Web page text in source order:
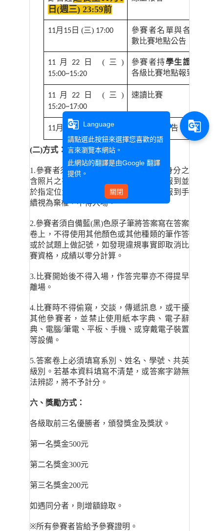
日(週三) 23:59前
11月 15日 (三) 17:00
參賽者名單與各級
數比賽地點公告
11 月 22 日 ( 三)
15:00~15:20
參賽者持學生證
各級比賽地點報到
11 月 22 日 ( 三)
15:20~17:00
速讀比賽
11月 29日 (三) 17:00 得獎名單公告
(二)方式：
1.參賽者須攜帶學生證或其他足以證明身分之
含照片之有效證件到指定比賽教室辦理報到並
於指定位置就座。未於報到時間內完成報到手
續視為棄權，不得入場。
2.參賽者須自備藍(黑)色原子筆將答案寫在答案
卷上，不得使用其他顏色或其他種類的筆作答
或於試題上做記號，如發現違規事實即取消比
賽資格，成績以零分計算。
3. 比賽開始後不得入場，作答完畢亦不得提早
離場。
4. 比賽時不得偷窺，交談，傳遞訊息，或干擾
其他參賽者，並禁止使用紙本字典、電子辭
典、電腦/筆電、平板、手機、或穿戴電子裝置
等設備。
5.答案卷上必須填寫系別、姓名、學號、共英
級別。若基本資料填寫不清楚，或答案字跡無
法辨認，將不予計分。
六、獎勵方式：
各級取前三名優勝者，頒發獎金及獎狀。
第一名獎金500元
第二名獎金300元
第三名獎金200元
如遇同分者，則增額錄取。
※所有參賽者皆給予參賽證明。
g_translate
Language
請點選此按鈕來選擇您喜歡的語
言來瀏覽本網站。
此網站的翻譯是由Google 翻譯
提供。
關閉
g_translate